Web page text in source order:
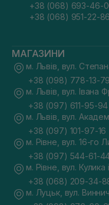
+38 (068) 693-46-
+38 (068) 951-22-86
МАГАЗИНИ
м. Львів, вул.
+38 (098) 778-13-79
м. Львів, вул. Івана
+38 (097) 611-95-94
м. Львів, вул.
+38 (097) 101-97-16
м. Рівне, вул. 16-го
+38 (097) 544-61-
м. Рівне, вул.
+38 (068) 209-34-
м. Луцьк, вул.